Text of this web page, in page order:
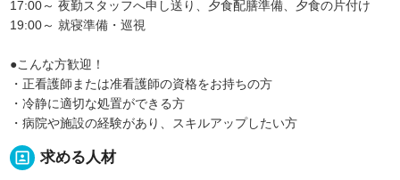
17:00～ 夜勤スタッフへ申し送り、夕食配膳準備、夕食の片付け
19:00～ 就寝準備・巡視
●こんな方歓迎！
・正看護師または准看護師の資格をお持ちの方
・冷静に適切な処置ができる方
・病院や施設の経験があり、スキルアップしたい方
portrait 求める人材